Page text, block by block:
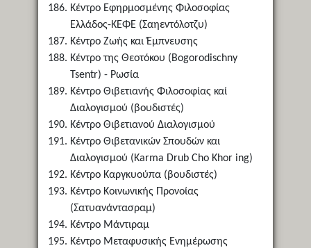
Κέντρο Εφηρμοσμένης Φιλοσοφίας
Ελλάδος-ΚΕΦΕ (Σαηεντόλοτζυ)
Κέντρο Ζωής και Έμπνευσης
Κέντρο της Θεοτόκου (Bogorodischny
Tsentr) - Ρωσία
Κέντρο Θιβετιανής Φιλοσοφίας καί
Διαλογισμού (βουδιστές)
Κέντρο Θιβετιανού Διαλογισμού
Κέντρο Θιβετανικών Σπουδών και
Διαλογισμού (Karma Drub Cho Khor ing)
Κέντρο Καργκυούπα (βουδιστές)
Κέντρο Κοινωνικής Προνοίας
(Σατυανάντασραμ)
Κέντρο Μάντιραμ
Κέντρο Μεταφυσικής Ενημέρωσης